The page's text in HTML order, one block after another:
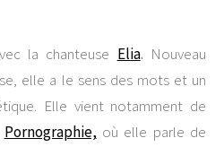
la chanteuse Elia. Nouveau
elle a le sens des mots et un
Elle vient notamment de
Pornographie, où elle parle de